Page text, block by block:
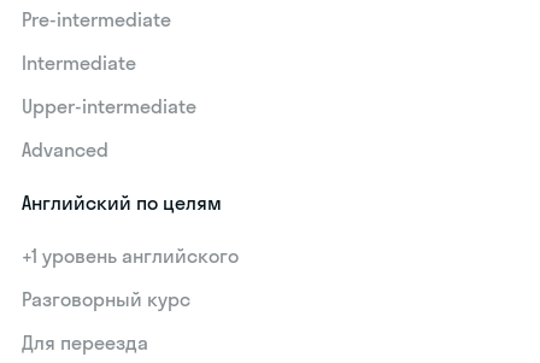
Pre-intermediate
Intermediate
Upper-intermediate
Advanced
Английский по целям
+1 уровень английского
Разговорный курс
Для переезда